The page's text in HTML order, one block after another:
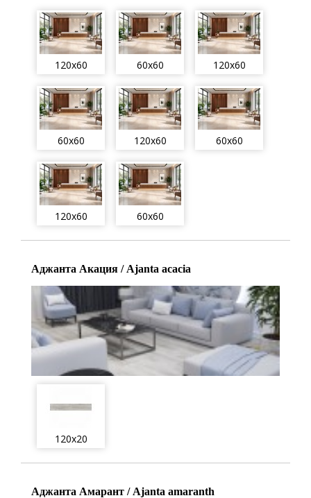
120x60 60x60 120x60
60x60 120x60 60x60
120x60 60x60
Аджанта Акация / Ajanta acacia
120x20
Аджанта Амарант / Ajanta amaranth